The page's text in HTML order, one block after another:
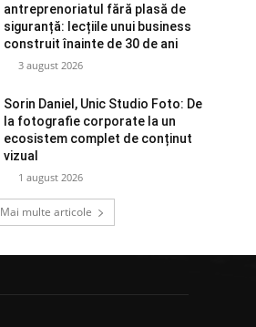
antreprenoriatul fără plasă de
siguranță: lecțiile unui business
construit înainte de 30 de ani
3 august 2026
Sorin Daniel, Unic Studio Foto: De
la fotografie corporate la un
ecosistem complet de conținut
vizual
1 august 2026
Mai multe articole